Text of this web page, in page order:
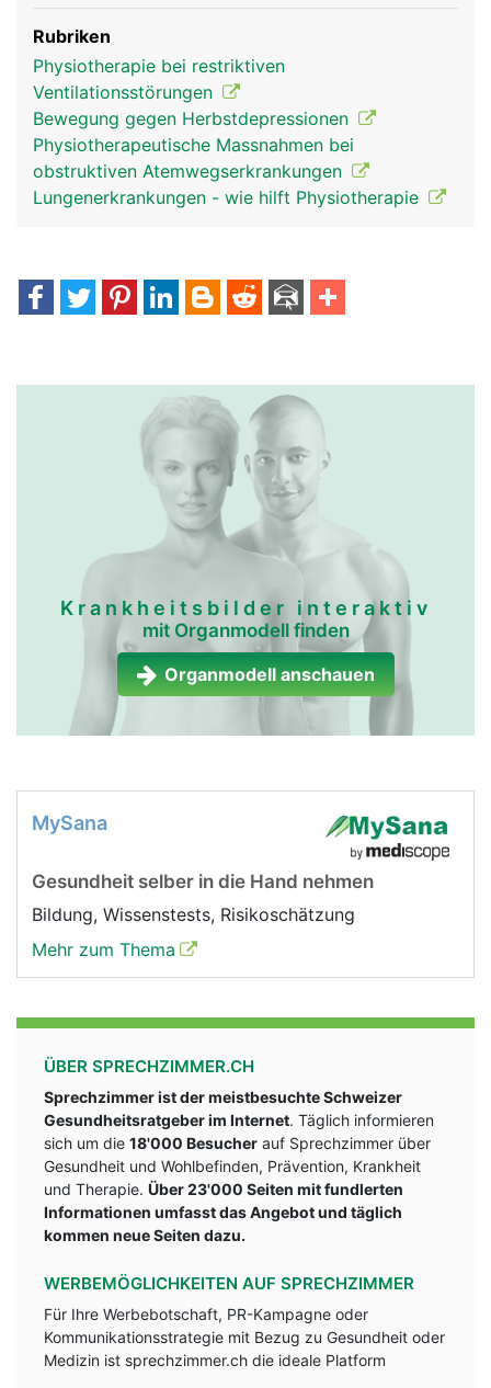
Rubriken
Physiotherapie bei restriktiven
Ventilationsstörungen
Bewegung gegen Herbstdepressionen
Physiotherapeutische Massnahmen bei
obstruktiven Atemwegserkrankungen
Lungenerkrankungen - wie hilft Physiotherapie
Krankheitsbilder interaktiv
mit Organmodell finden
Organmodell anschauen
MySana
Gesundheit selber in die Hand nehmen
Bildung, Wissenstests, Risikoschätzung
Mehr zum Thema
ÜBER SPRECHZIMMER.CH
Sprechzimmer ist der meistbesuchte Schweizer
Gesundheitsratgeber im Internet. Täglich informieren
sich um die 18'000 Besucher auf Sprechzimmer über
Gesundheit und Wohlbefinden, Prävention, Krankheit
und Therapie. Über 23'000 Seiten mit fundlerten
Informationen umfasst das Angebot und täglich
kommen neue Seiten dazu.
WERBEMÖGLICHKEITEN AUF SPRECHZIMMER
Für Ihre Werbebotschaft, PR-Kampagne oder
Kommunikationsstrategie mit Bezug zu Gesundheit oder
Medizin ist sprechzimmer.ch die ideale Platform